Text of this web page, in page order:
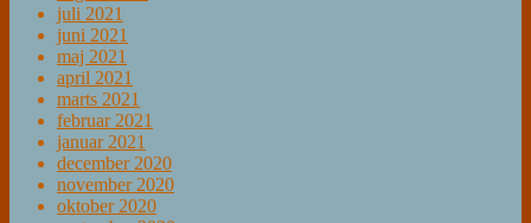
juli 2021
juni 2021
maj 2021
april 2021
marts 2021
februar 2021
januar 2021
december 2020
november 2020
oktober 2020